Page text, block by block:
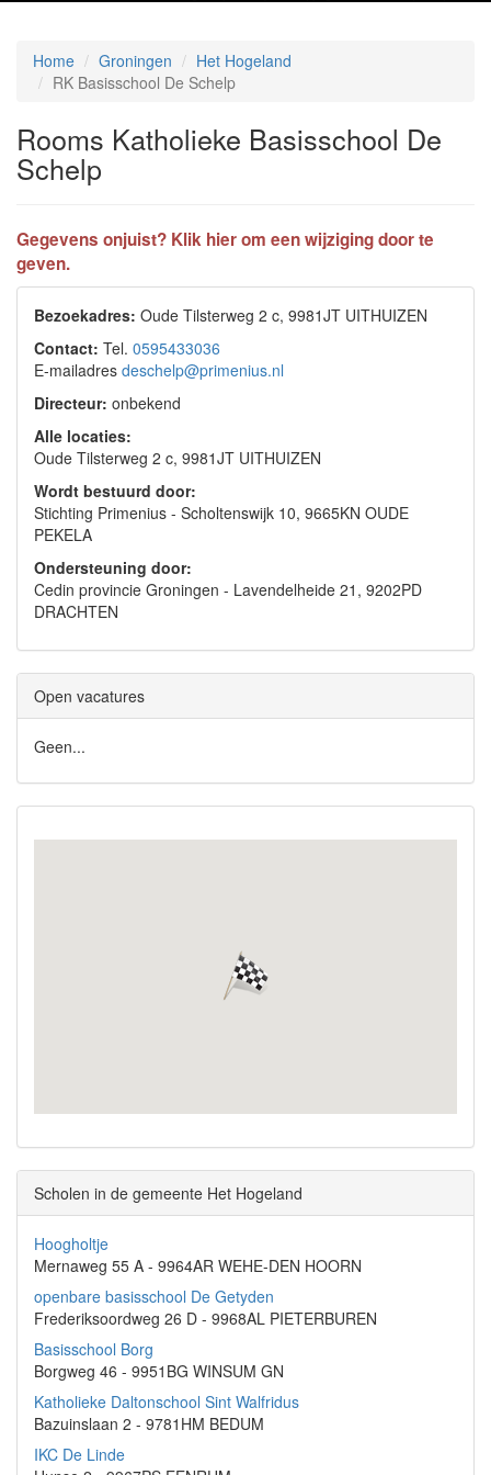
Home Groningen
Het Hogeland
RK Basisschool De Schelp
Rooms Katholieke Basisschool De
Schelp
Gegevens onjuist? Klik hier om een wijziging door te
geven.
Bezoekadres: Oude Tilsterweg 2 c, 9981JT UITHUIZEN
Contact: Tel. 0595433036
E-mailadres deschelp@primenius.nl
Directeur: onbekend
Alle locaties:
Oude Tilsterweg 2 c, 9981JT UITHUIZEN
Wordt bestuurd door:
Stichting Primenius - Scholtenswijk 10, 9665KN OUDE
PEKELA
Ondersteuning door:
Cedin provincie Groningen - Lavendelheide 21, 9202PD
DRACHTEN
Open vacatures
Geen...
Scholen in de gemeente Het Hogeland
Hoogholtje
Mernaweg 55 A - 9964AR WEHE-DEN HOORN
openbare basisschool De Getyden
Frederiksoordweg 26 D - 9968AL PIETERBUREN
Basisschool Borg
Borgweg 46 - 9951BG WINSUM GN
Katholieke Daltonschool Sint Walfridus
Bazuinslaan 2 - 9781HM BEDUM
IKC De Linde